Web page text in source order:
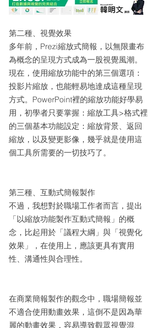
第二種、視覺效果
多年前，Prezi縮放式簡報，以無限畫布
為概念的呈現方式成為一股視覺風潮。
現在，使用縮放功能中的第三個選項：
投影片縮放，也能輕易地達成這種呈現
方式。PowerPoint裡的縮放功能好學易
用，初學者只要掌握：縮放工具>格式裡
的三個基本功能設定：縮放背景、返回
縮放，以及變更影像，幾乎就是使用這
個工具所需要的一切技巧了。
第三種、互動式簡報製作
不過，我想對於職場工作者而言，提出
「以縮放功能製作互動式簡報」的概
念，比起用於「議程大綱」與「視覺化
效果」，在使用上，應該更具有實用
性、溝通性與合理性。
在商業簡報製作的觀念中，職場簡報並
不適合使用動畫效果，這倒不是因為華
麗的動畫效果，容易導致觀眾視覺混